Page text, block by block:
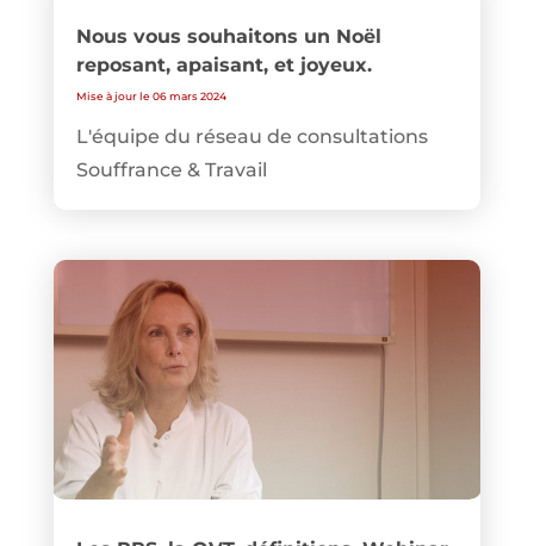
Nous vous souhaitons un Noël
reposant, apaisant, et joyeux.
Mise à jour le 06 mars 2024
L'équipe du réseau de consultations
Souffrance & Travail